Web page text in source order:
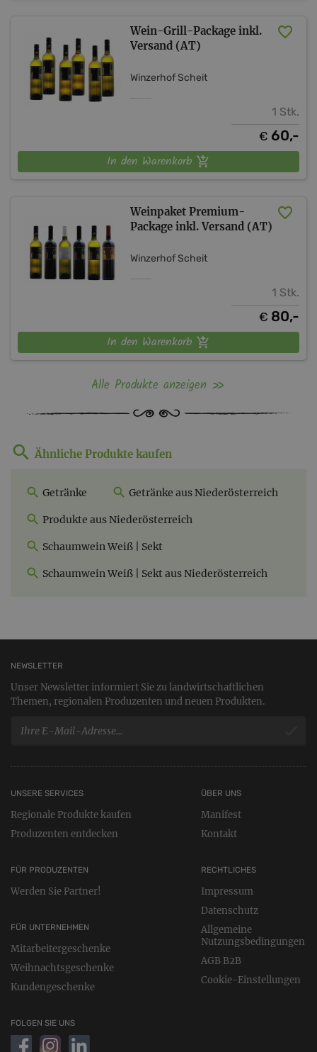
Wein-Grill-Package inkl.
Versand (AT)
Winzerhof Scheit
1 Stk.
€ 60,-
In den Warenkorb
Weinpaket Premium-
Package inkl. Versand (AT)
Winzerhof Scheit
1 Stk.
€ 80,-
In den Warenkorb
Alle Produkte anzeigen
Ähnliche Produkte kaufen
Getränke Getränke aus Niederösterreich
Produkte aus Niederösterreich
Schaumwein Weiß | Sekt
Schaumwein Weiß | Sekt aus Niederösterreich
NEWSLETTER
Unser Newsletter informiert Sie zu landwirtschaftlichen
Themen, regionalen Produzenten und neuen Produkten.
UNSERE SERVICES
Regionale Produkte kaufen
Produzenten entdecken
FÜR PRODUZENTEN
Werden Sie Partner!
FÜR UNTERNEHMEN
Mitarbeitergeschenke
Weihnachtsgeschenke
Kundengeschenke
RECHTLICHES
Impressum
Datenschutz
Allgemeine
Nutzungsbedingungen
AGB B2B
Cookie-Einstellungen
ÜBER UNS
Manifest
Kontakt
FOLGEN SIE UNS